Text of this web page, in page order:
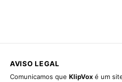
AVISO LEGAL
Comunicamos que KlipVox é um